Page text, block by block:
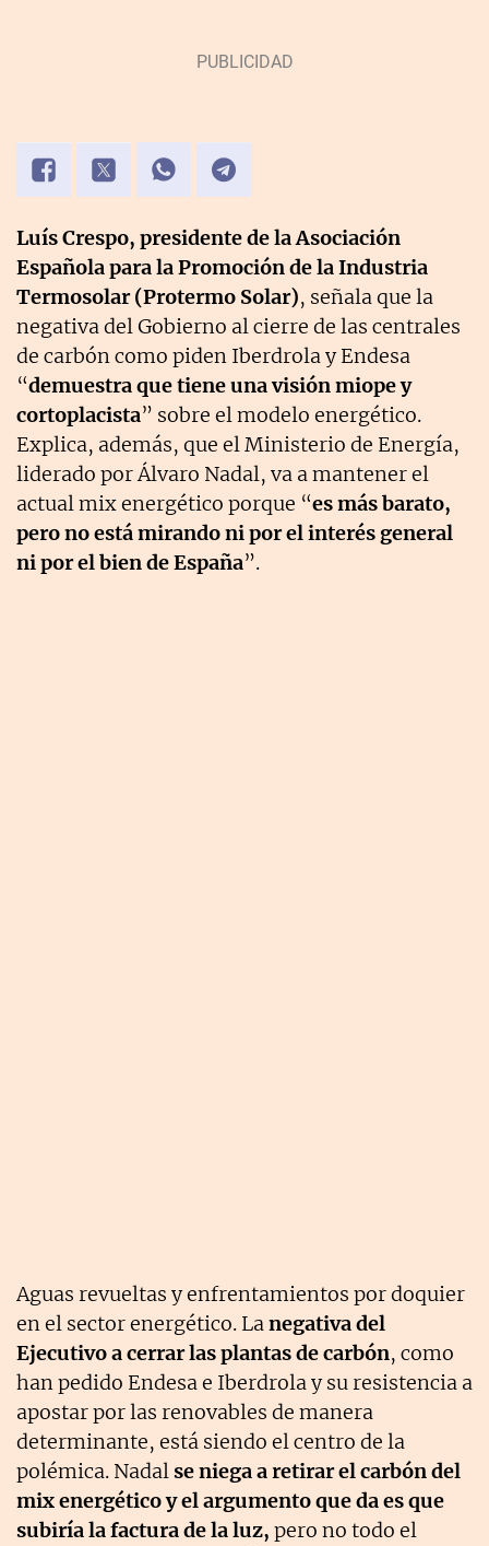
Luís Crespo, presidente de la Asociación
Española para la Promoción de la Industria
Termosolar (Protermo Solar), señala que la
negativa del Gobierno al cierre de las centrales
de carbón como piden Iberdrola y Endesa
“demuestra que tiene una visión miope y
cortoplacista” sobre el modelo energético.
Explica, además, que el Ministerio de Energía,
liderado por Álvaro Nadal, va a mantener el
actual mix energético porque “es más barato,
pero no está mirando ni por el interés general
ni por el bien de España”.
Aguas revueltas y enfrentamientos por doquier
en el sector energético. Lanegativa del
Ejecutivo a cerrar las plantas de carbón, como
han pedido Endesa e Iberdrola y su resistencia a
apostar por las renovables de manera
determinante, está siendo el centro de la
polémica. Nadalse niega a retirar el carbón del
mix energético y el argumento que da es que
subiría la factura de la luz, pero no todo el